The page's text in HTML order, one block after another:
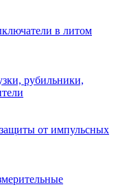
в литом
рубильники,
от импульсных